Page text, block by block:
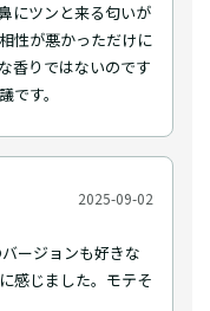
にツンと来る匂いが
性が悪かっただけに
香りではないのです
す。
2025-09-02
ージョンも好きな
感じました。モテそ